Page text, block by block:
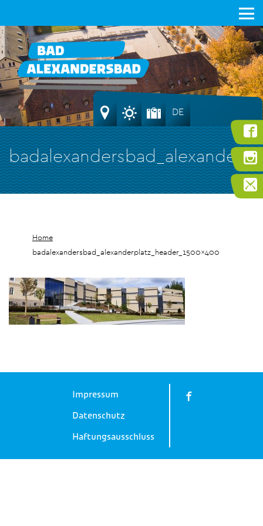
DE
Home
badalexandersbad_alexanderplatz_header_1500x400
Impressum
Datenschutz
Haftungsausschluss